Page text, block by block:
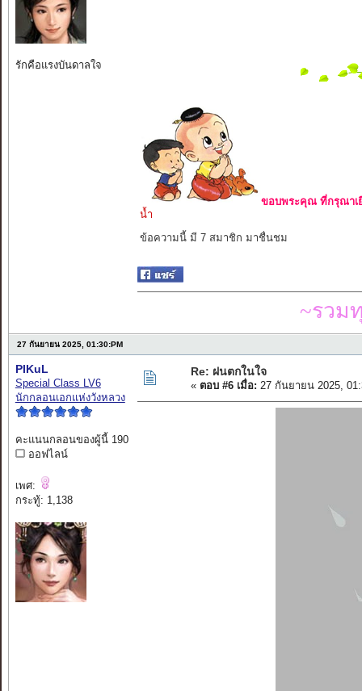
รักคือแรงบันดาลใจ
ขอบพระคุณ ที่กรุณาเ
น้ำ
ข้อความนี้ มี 7 สมาชิก มาชื่นชม
~รวม
27 กันยายน 2025, 01:30:PM
PIKuL
Special Class LV6
นักกลอนเอกแห่งวังหลวง
คะแนนกลอนของผู้นี้ 190
ออฟไลน์
เพศ:
กระทู้: 1,138
Re: ฝนตกในใจ
« ตอบ #6 เมื่อ: 27 กันยายน 2025,